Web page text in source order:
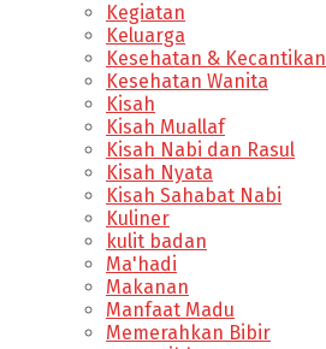
Kegiatan
Keluarga
Kesehatan & Kecantikan
Kesehatan Wanita
Kisah
Kisah Muallaf
Kisah Nabi dan Rasul
Kisah Nyata
Kisah Sahabat Nabi
Kuliner
kulit badan
Ma'hadi
Makanan
Manfaat Madu
Memerahkan Bibir